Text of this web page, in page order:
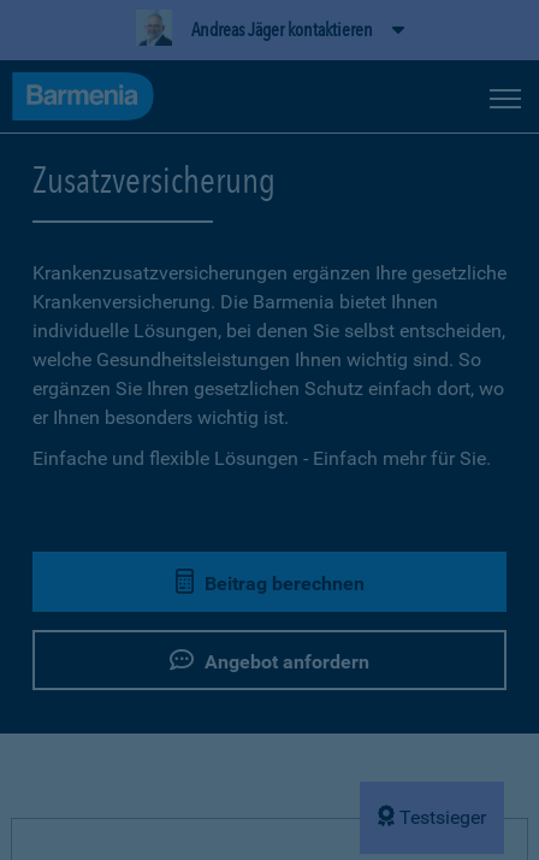
Andreas Jäger kontaktieren
Zusatzversicherung
Krankenzusatzversicherungen ergänzen Ihre gesetzliche
Kranken­versicherung. Die Barmenia bietet Ihnen
individuelle Lösungen, bei denen Sie selbst entscheiden,
welche Gesundheitsleistungen Ihnen wichtig sind. So
ergänzen Sie Ihren gesetzlichen Schutz einfach dort, wo
er Ihnen besonders wichtig ist.
Einfache und flexible Lösungen - Einfach mehr für Sie.
Beitrag berechnen
Angebot anfordern
Testsieger